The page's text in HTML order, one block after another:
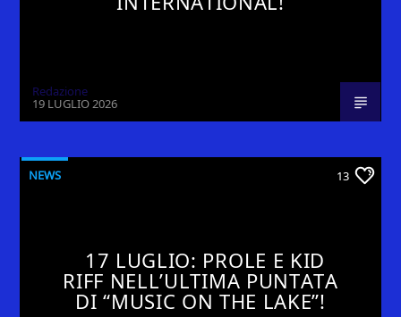
Redazione
19 LUGLIO 2026
NEWS 13
17 LUGLIO: PROLE E KID
RIFF NELL’ULTIMA PUNTATA
DI “MUSIC ON THE LAKE”!